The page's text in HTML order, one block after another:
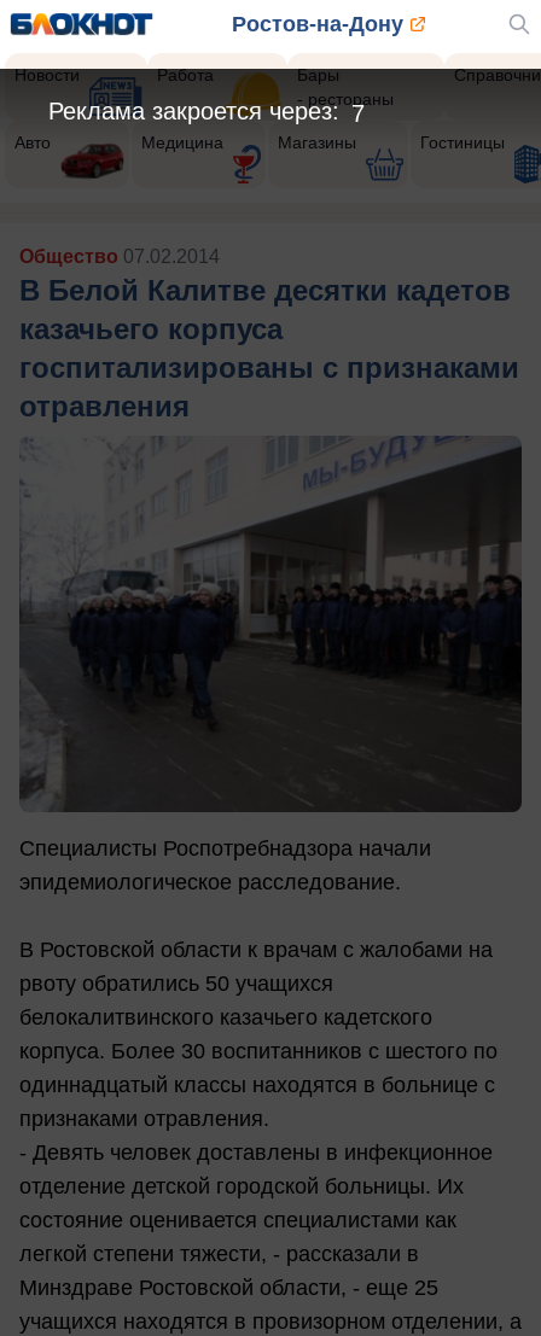
Ростов-на-Дону
Новости Работа
Бары
- рестораны
Авто Медицина Магазины Гостиницы
Общество 07.02.2014
В Белой Калитве десятки кадетов
казачьего корпуса
госпитализированы с признаками
отравления
Специалисты Роспотребнадзора начали
эпидемиологическое расследование.
В Ростовской области к врачам с жалобами на
рвоту обратились 50 учащихся
белокалитвинского казачьего кадетского
корпуса. Более 30 воспитанников с шестого по
одиннадцатый классы находятся в больнице с
признаками отравления.
- Девять человек доставлены в инфекционное
отделение детской городской больницы. Их
состояние оценивается специалистами как
легкой степени тяжести, - рассказали в
Минздраве Ростовской области, - еще 25
учащихся находятся в провизорном отделении, а
5
Реклама закроется через: